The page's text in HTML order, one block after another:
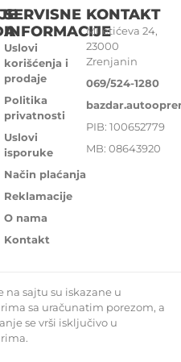
SERVISNE
INFORMACIJE
Uslovi
korišćenja i
prodaje
Politika
privatnosti
Uslovi
isporuke
Način plaćanja
Reklamacije
O nama
Kontakt
KONTAKT
Miletićeva 24,
23000
Zrenjanin
069/524-1280
PIB: 100652779
MB: 08643920
na sajtu su iskazane u
sa uračunatim porezom, a
se vrši isključivo u